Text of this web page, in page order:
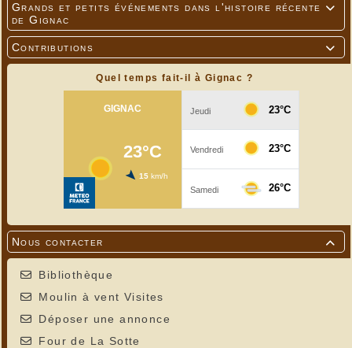

Grands et petits événements dans l'histoire récente
de Gignac

Contributions
Quel temps fait-il à Gignac ?

Nous contacter
Bibliothèque
Moulin à vent Visites
Déposer une annonce
Four de La Sotte